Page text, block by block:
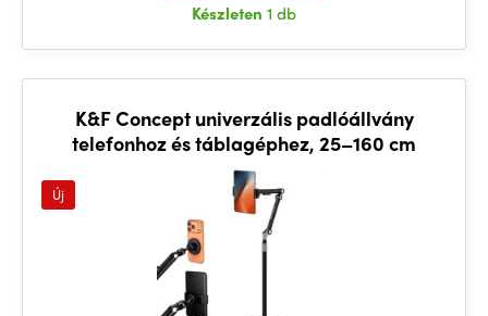
Készleten 1 db
K&F Concept univerzális padlóállvány
telefonhoz és táblagéphez, 25–160 cm
Új